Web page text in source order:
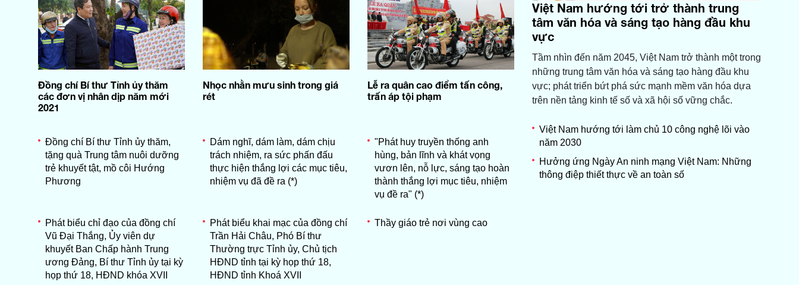
Đồng chí Bí thư Tỉnh ủy thăm
các đơn vị nhân dịp năm mới
2021
Nhọc nhằn mưu sinh trong giá
rét
Lễ ra quân cao điểm tấn công,
trấn áp tội phạm
Đồng chí Bí thư Tỉnh ủy thăm,
tặng quà Trung tâm nuôi dưỡng
trẻ khuyết tật, mồ côi Hướng
Phương
Dám nghĩ, dám làm, dám chịu
trách nhiệm, ra sức phấn đấu
thực hiện thắng lợi các mục tiêu,
nhiệm vụ đã đề ra (*)
"Phát huy truyền thống anh
hùng, bản lĩnh và khát vọng
vươn lên, nỗ lực, sáng tạo hoàn
thành thắng lợi mục tiêu, nhiệm
vụ đề ra" (*)
Phát biểu chỉ đạo của đồng chí
Vũ Đại Thắng, Ủy viên dự
khuyết Ban Chấp hành Trung
ương Đảng, Bí thư Tỉnh ủy tại kỳ
họp thứ 18, HĐND khóa XVII
Phát biểu khai mạc của đồng chí
Trần Hải Châu, Phó Bí thư
Thường trực Tỉnh ủy, Chủ tịch
HĐND tỉnh tại kỳ họp thứ 18,
HĐND tỉnh Khoá XVII
Thầy giáo trẻ nơi vùng cao
Việt Nam hướng tới trở thành trung
tâm văn hóa và sáng tạo hàng đầu khu
vực
Tầm nhìn đến năm 2045, Việt Nam trở thành một trong
những trung tâm văn hóa và sáng tạo hàng đầu khu
vực; phát triển bứt phá sức mạnh mềm văn hóa dựa
trên nền tảng kinh tế số và xã hội số vững chắc.
Việt Nam hướng tới làm chủ 10 công nghệ lõi vào
năm 2030
Hưởng ứng Ngày An ninh mạng Việt Nam: Những
thông điệp thiết thực về an toàn số